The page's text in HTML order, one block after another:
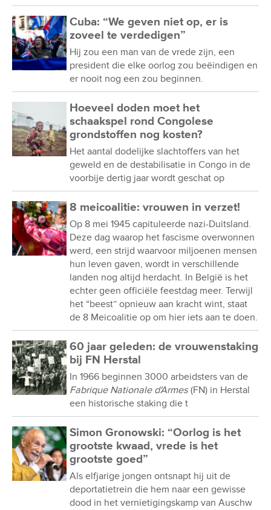
Cuba: “We geven niet op, er is
zoveel te verdedigen”
Hij zou een man van de vrede zijn, een
president die elke oorlog zou beëindigen en
er nooit nog een zou beginnen.
Hoeveel doden moet het
schaakspel rond Congolese
grondstoffen nog kosten?
Het aantal dodelijke slachtoffers van het
geweld en de destabilisatie in Congo in de
voorbije dertig jaar wordt geschat op
8 meicoalitie: vrouwen in verzet!
Op 8 mei 1945 capituleerde nazi-Duitsland.
Deze dag waarop het fascisme overwonnen
werd, een strijd waarvoor miljoenen mensen
hun leven gaven, wordt in verschillende
landen nog altijd herdacht. In België is het
echter geen officiële feestdag meer. Terwijl
het “beest” opnieuw aan kracht wint, staat
de 8 Meicoalitie op om hier iets aan te doen.
60 jaar geleden: de vrouwenstaking
bij FN Herstal
In 1966 beginnen 3000 arbeidsters van de
Fabrique Nationale d'Armes (FN) in Herstal
een historische staking die t
Simon Gronowski: “Oorlog is het
grootste kwaad, vrede is het
grootste goed”
Als elfjarige jongen ontsnapt hij uit de
deportatietrein die hem naar een gewisse
dood in het vernietigingskamp van Auschw